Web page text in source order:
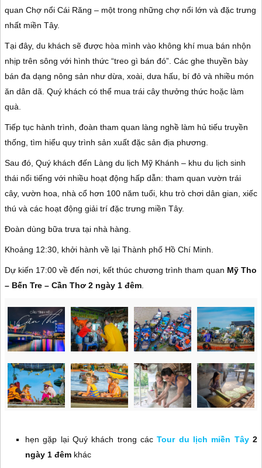
quan Chợ nổi Cái Răng – một trong những chợ nổi lớn và đặc trưng
nhất miền Tây.
Tại đây, du khách sẽ được hòa mình vào không khí mua bán nhộn
nhịp trên sông với hình thức “treo gì bán đó”. Các ghe thuyền bày
bán đa dạng nông sản như dừa, xoài, dưa hấu, bí đỏ và nhiều món
ăn dân dã. Quý khách có thể mua trái cây thưởng thức hoặc làm
quà.
Tiếp tục hành trình, đoàn tham quan làng nghề làm hủ tiếu truyền
thống, tìm hiểu quy trình sản xuất đặc sản địa phương.
Sau đó, Quý khách đến Làng du lịch Mỹ Khánh – khu du lịch sinh
thái nổi tiếng với nhiều hoạt động hấp dẫn: tham quan vườn trái
cây, vườn hoa, nhà cổ hơn 100 năm tuổi, khu trò chơi dân gian, xiếc
thú và các hoạt động giải trí đặc trưng miền Tây.
Đoàn dùng bữa trưa tại nhà hàng.
Khoảng 12:30, khởi hành về lại Thành phố Hồ Chí Minh
Dự kiến 17:00 về đến nơi, kết thúc chương trình tham quan Mỹ Tho
– Bến Tre – Cần Thơ 2 ngày 1 đêm
hẹn gặp lại Quý khách trong cácTour du lịch miền Tây2
ngày 1 đêm khác